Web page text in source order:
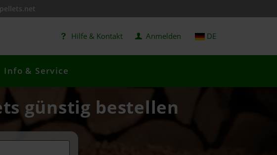
Hilfe & Kontakt Anmelden DE
Info & Service
günstig bestellen